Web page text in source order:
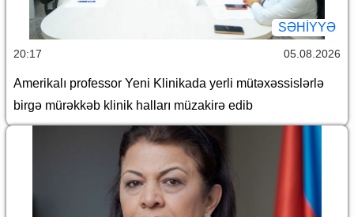
SƏHIYYƏ
20:17 05.08.2026
Amerikalı professor Yeni Klinikada yerli mütəxəssislərlə
birgə mürəkkəb klinik halları müzakirə edib